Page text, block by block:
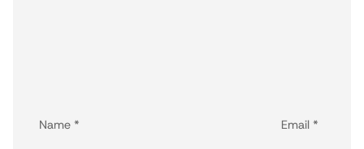
Name * Email *